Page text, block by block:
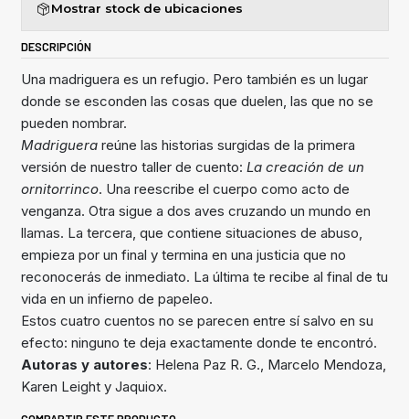
Mostrar stock de ubicaciones
DESCRIPCIÓN
Una madriguera es un refugio. Pero también es un lugar
donde se esconden las cosas que duelen, las que no se
pueden nombrar.
Madriguerareúne las historias surgidas de la primera
versión de nuestro taller de cuento: La creación de un
ornitorrinco. Una reescribe el cuerpo como acto de
venganza. Otra sigue a dos aves cruzando un mundo en
llamas. La tercera, que contiene situaciones de abuso,
empieza por un final y termina en una justicia que no
reconocerás de inmediato. La última te recibe al final de tu
vida en un infierno de papeleo.
Estos cuatro cuentos no se parecen entre sí salvo en su
efecto: ninguno te deja exactamente donde te encontró.
Autoras y autores: Helena Paz R. G., Marcelo Mendoza,
Karen Leight y Jaquiox.